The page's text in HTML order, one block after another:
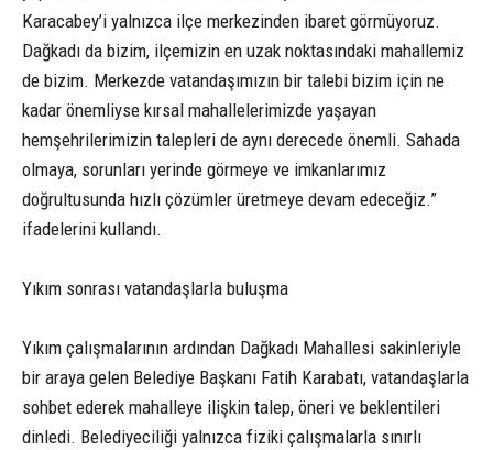
Karacabey’i yalnızca ilçe merkezinden ibaret görmüyoruz.
Dağkadı da bizim, ilçemizin en uzak noktasındaki mahallemiz
de bizim. Merkezde vatandaşımızın bir talebi bizim için ne
kadar önemliyse kırsal mahallelerimizde yaşayan
hemşehrilerimizin talepleri de aynı derecede önemli. Sahada
olmaya, sorunları yerinde görmeye ve imkanlarımız
doğrultusunda hızlı çözümler üretmeye devam edeceğiz.”
ifadelerini kullandı.
Yıkım sonrası vatandaşlarla buluşma
Yıkım çalışmalarının ardından Dağkadı Mahallesi sakinleriyle
bir araya gelen Belediye Başkanı Fatih Karabatı, vatandaşlarla
sohbet ederek mahalleye ilişkin talep, öneri ve beklentileri
dinledi. Belediyeciliği yalnızca fiziki çalışmalarla sınırlı